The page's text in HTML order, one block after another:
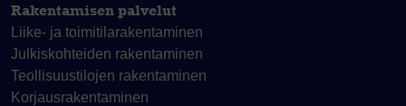
Rakentamisen palvelut
Liike- ja toimitila­rakentaminen
Julkiskohteiden rakentaminen
Teollisuustilojen rakentaminen
Korjaus­rakentaminen